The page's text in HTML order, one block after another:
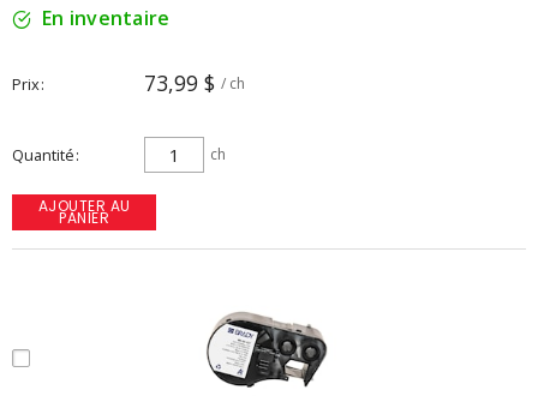
En inventaire
Prix 73,99 $ / ch
Quantité ch
AJOUTER AU
PANIER